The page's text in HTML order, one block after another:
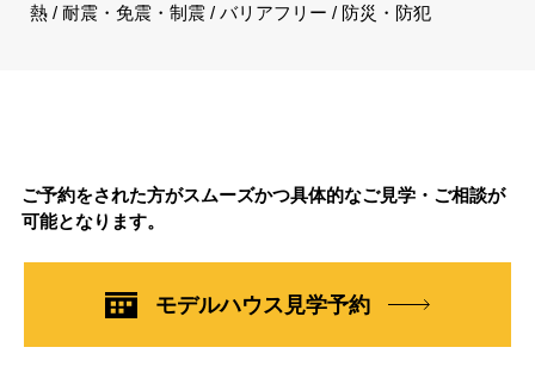
熱 / 耐震・免震・制震 / バリアフリー / 防災・防犯
ご予約をされた方がスムーズかつ具体的なご見学・ご相談が
可能となります。
モデルハウス見学予約